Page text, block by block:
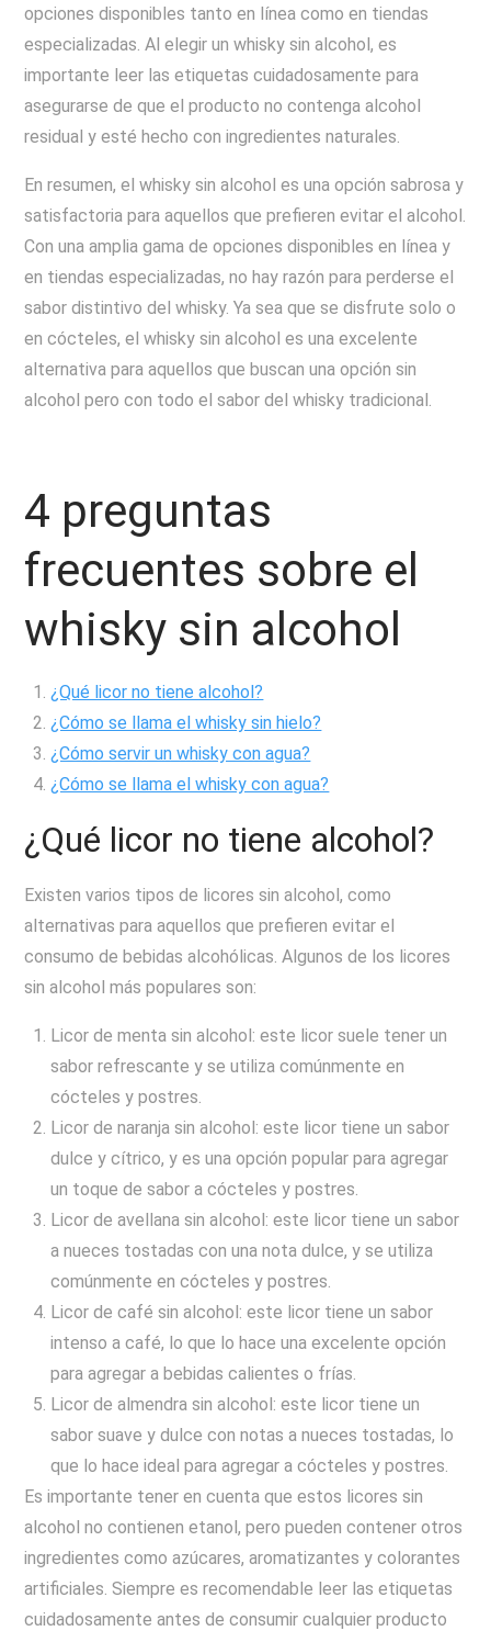
opciones disponibles tanto en línea como en tiendas
especializadas. Al elegir un whisky sin alcohol, es
importante leer las etiquetas cuidadosamente para
asegurarse de que el producto no contenga alcohol
residual y esté hecho con ingredientes naturales.
En resumen, el whisky sin alcohol es una opción sabrosa y
satisfactoria para aquellos que prefieren evitar el alcohol.
Con una amplia gama de opciones disponibles en línea y
en tiendas especializadas, no hay razón para perderse el
sabor distintivo del whisky. Ya sea que se disfrute solo o
en cócteles, el whisky sin alcohol es una excelente
alternativa para aquellos que buscan una opción sin
alcohol pero con todo el sabor del whisky tradicional.
4 preguntas
frecuentes sobre el
whisky sin alcohol
¿Qué licor no tiene alcohol?
¿Cómo se llama el whisky sin hielo?
¿Cómo servir un whisky con agua?
¿Cómo se llama el whisky con agua?
¿Qué licor no tiene alcohol?
Existen varios tipos de licores sin alcohol, como
alternativas para aquellos que prefieren evitar el
consumo de bebidas alcohólicas. Algunos de los licores
sin alcohol más populares son:
Licor de menta sin alcohol: este licor suele tener un
sabor refrescante y se utiliza comúnmente en
cócteles y postres.
Licor de naranja sin alcohol: este licor tiene un sabor
dulce y cítrico, y es una opción popular para agregar
un toque de sabor a cócteles y postres.
Licor de avellana sin alcohol: este licor tiene un sabor
a nueces tostadas con una nota dulce, y se utiliza
comúnmente en cócteles y postres.
Licor de café sin alcohol: este licor tiene un sabor
intenso a café, lo que lo hace una excelente opción
para agregar a bebidas calientes o frías.
Licor de almendra sin alcohol: este licor tiene un
sabor suave y dulce con notas a nueces tostadas, lo
que lo hace ideal para agregar a cócteles y postres.
Es importante tener en cuenta que estos licores sin
alcohol no contienen etanol, pero pueden contener otros
ingredientes como azúcares, aromatizantes y colorantes
artificiales. Siempre es recomendable leer las etiquetas
cuidadosamente antes de consumir cualquier producto